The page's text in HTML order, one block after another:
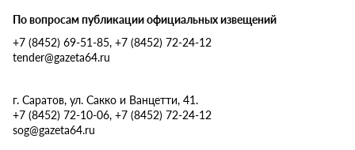
По вопросам публикации официальных извещений
+7 (8452) 69-51-85, +7 (8452) 72-24-12
tender@gazeta64.ru
г. Саратов, ул. Сакко и Ванцетти, 41.
+7 (8452) 72-10-06, +7 (8452) 72-24-12
sog@gazeta64.ru